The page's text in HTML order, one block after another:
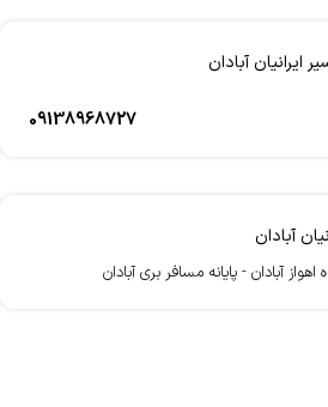
ایرانیان آبادان
09138968727
آبادان
اهواز آبادان - پایانه مسافر بری آبادان